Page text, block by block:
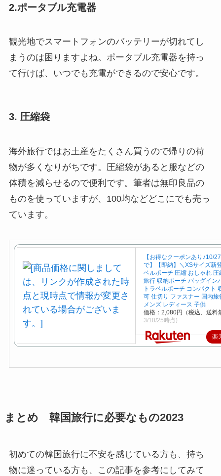
2.ポータブル充電器
観光地でスマートフォンのバッテリーが切れてし
まうのは困りますよね。ポータブル充電器を持っ
て行けば、いつでも充電ができるので安心です。
3. 圧縮袋
海外旅行ではお土産をたくさん買うので帰りの荷
物が多くなりがちです。圧縮袋があると服などの
体積を減らせるので便利です。筆者は無印良品の
ものを使っていますが、100均などどこにでも売っ
ています。
【お得なクーポンあり♪10/
で】【即納】＼XSサイズ新
ベルポーチ 圧縮 おしゃれ 圧
旅行 収納ポーチ バッグイン
トラベルポーチ コンパクト
可 仕切り ファスナー 国内旅
メンズ レディース 子供
価格：2,080円（税込、送料
3/10/25時点)
楽
まとめ 韓国旅行に必要なもの2023
初めての韓国旅行に不安を感じている方も、持ち
物に迷っている方も、この記事を参考にしてみて